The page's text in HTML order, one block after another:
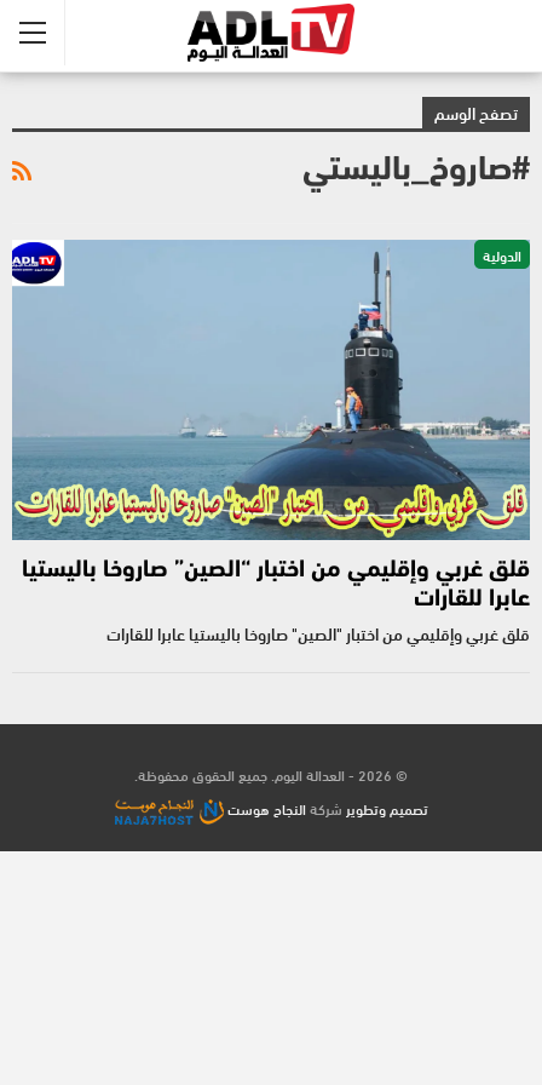
تصفح الوسم
#صاروخ_باليستي
الدولية
قلق غربي وإقليمي من اختبار “الصين” صاروخا باليستيا
عابرا للقارات
قلق غربي وإقليمي من اختبار "الصين" صاروخا باليستيا عابرا للقارات
© 2026 - العدالة اليوم. جميع الحقوق محفوظة.
تصميم وتطوير شركةالنجاح هوست